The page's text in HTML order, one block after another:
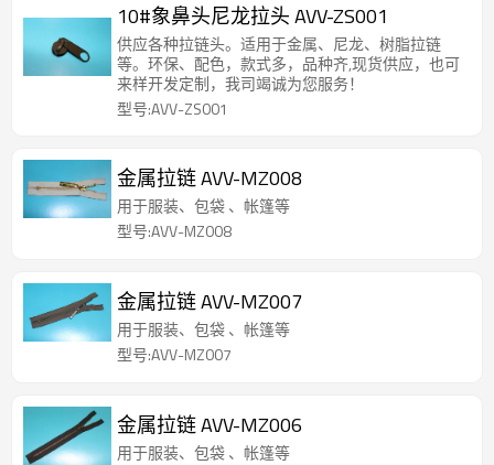
10#象鼻头尼龙拉头 AVV-ZS001
供应各种拉链头。适用于金属、尼龙、树脂拉链
等。环保、配色，款式多，品种齐,现货供应，也可
来样开发定制，我司竭诚为您服务！
型号:AVV-ZS001
金属拉链 AVV-MZ008
用于服装、包袋 、帐篷等
型号:AVV-MZ008
金属拉链 AVV-MZ007
用于服装、包袋 、帐篷等
型号:AVV-MZ007
金属拉链 AVV-MZ006
用于服装、包袋 、帐篷等